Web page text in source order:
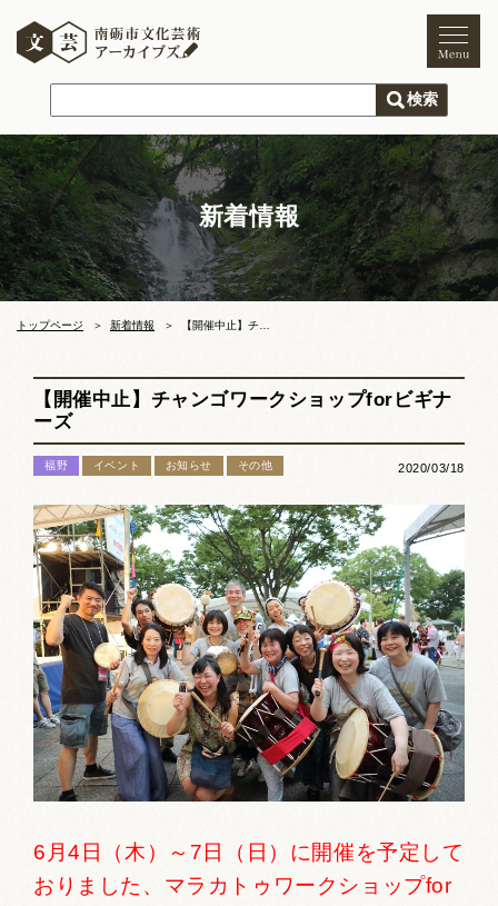
ご利用案内
新着情報
文化芸術
文化財 獅子舞 まつり
文化芸術団体
文化遺産
お祭りカレンダー
南砺文化地図
写真館
郷土資料
NANTO Wiki
市内団体の方
サイトマップ リンク集
著作権について
新着情報
トップページ 新着情報
【開催中止】チャンゴワークショップforビギナ
ーズ
2020/03/18
福野 イベント お知らせ その他
6月4日（木）～7日（日）に開催を予定して
おりました、マラカトゥワークショップfor